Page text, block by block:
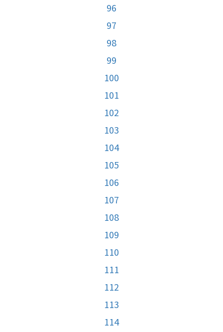
96
97
98
99
100
101
102
103
104
105
106
107
108
109
110
111
112
113
114